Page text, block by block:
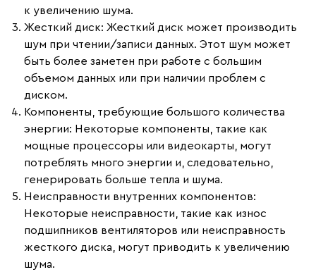
к увеличению шума.
Жесткий диск: Жесткий диск может производить
шум при чтении/записи данных. Этот шум может
быть более заметен при работе с большим
объемом данных или при наличии проблем с
диском.
Компоненты, требующие большого количества
энергии: Некоторые компоненты, такие как
мощные процессоры или видеокарты, могут
потреблять много энергии и, следовательно,
генерировать больше тепла и шума.
Неисправности внутренних компонентов:
Некоторые неисправности, такие как износ
подшипников вентиляторов или неисправность
жесткого диска, могут приводить к увеличению
шума.